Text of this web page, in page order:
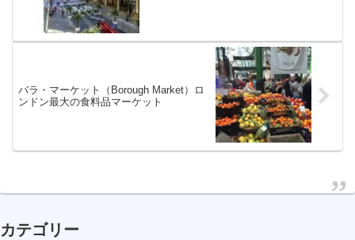
バラ・マーケット（Borough Market）ロ
ンドン最大の食料品マーケット
カテゴリー